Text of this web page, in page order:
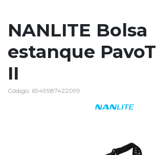
NANLITE Bolsa
estanque
II
Código: 6949987422099